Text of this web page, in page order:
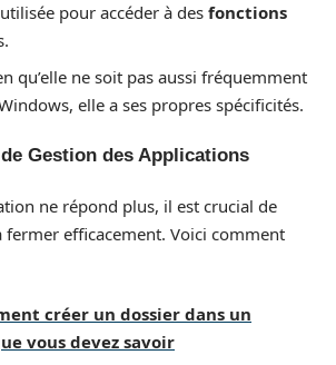
pour accéder à des fonctions
qu’elle ne soit pas aussi fréquemment
elle a ses propres spécificités.
Gestion des Applications
ne répond plus, il est crucial de
efficacement. Voici comment
créer un dossier dans un
vous devez savoir